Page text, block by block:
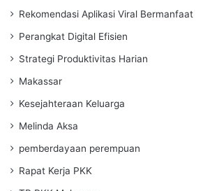
Rekomendasi Aplikasi Viral Bermanfaat
Perangkat Digital Efisien
Strategi Produktivitas Harian
Makassar
Kesejahteraan Keluarga
Melinda Aksa
pemberdayaan perempuan
Rapat Kerja PKK